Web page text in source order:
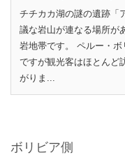
チチカカ湖の謎の遺跡「
議な岩山が連なる場所が
岩地帯です。 ペルー・
ですが観光客はほとんど
がりま...
ボリビア側